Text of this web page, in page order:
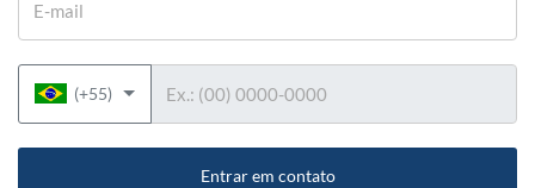
(+55)
Entrar em contato